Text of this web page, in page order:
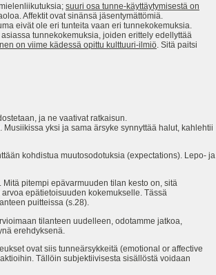
suuri osa tunne-käyttäytymisestä on
Affektit ovat sinänsä jäsentymättömiä.
eivät ole eri tunteita vaan eri tunnekokemuksia.
tunnekokemuksia, joiden erittely edellyttää
on viime kädessä opittu kulttuuri-ilmiö . Sitä paitsi
ja ne vaativat ratkaisun.
yksi ja sama ärsyke synnyttää halut, kahlehtii
kohdistua muutosodotuksia (expectations). Lepo- ja
pitempi epävarmuuden tilan kesto on, sitä
epätietoisuuden kokemukselle. Tässä
puitteissa (s.28).
tilanteen uudelleen, odotamme jatkoa,
erehdyksenä.
ovat siis tunneärsykkeitä (emotional or affective
Tällöin subjektiivisesta sisällöstä voidaan